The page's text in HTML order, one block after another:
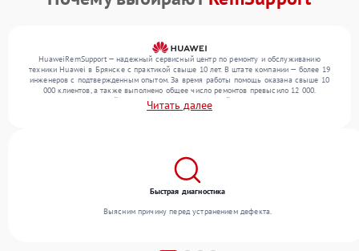
HuaweiRemSupport — надежный сервисный центр по ремонту и обслуживанию
техники Huawei в Брянске с практикой свыше 10 лет. В штате компании — более 19
инженеров с подтвержденным опытом. За время работы помощь оказана свыше 10
000 клиентов, а также выполнено общее число ремонтов превысило 12 000.
Ежемесячно в сервисный центр поступает от 300 устройств, включая , , . Мы беремся
за задачи любой сложности и предлагаем стабильный уровень сервиса благодаря
Читать далее
Быстрая диагностика
Выясним причину перед устранением дефекта.